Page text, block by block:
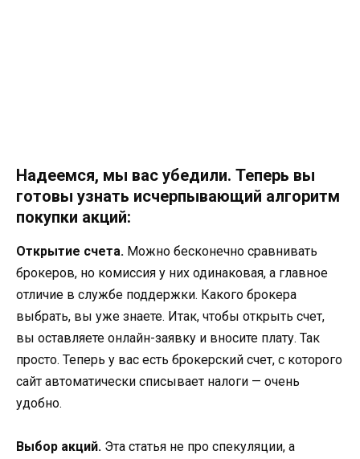
Надеемся, мы вас убедили. Теперь вы
готовы узнать исчерпывающий алгоритм
покупки акций:
Открытие счета. Можно бесконечно сравнивать
брокеров, но комиссия у них одинаковая, а главное
отличие в службе поддержки. Какого брокера
выбрать, вы уже знаете. Итак, чтобы открыть счет,
вы оставляете онлайн-заявку и вносите плату. Так
просто. Теперь у вас есть брокерский счет, с которого
сайт автоматически списывает налоги — очень
удобно.
Выбор акций. Эта статья не про спекуляции, а